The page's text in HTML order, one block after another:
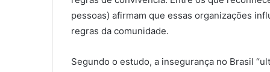
pessoas) afirmam que essas organizações
regras da comunidade.
Segundo o estudo, a insegurança no Brasil